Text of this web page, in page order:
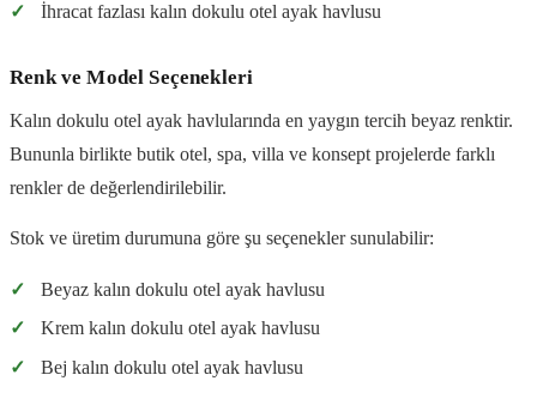
✓
İhracat fazlası kalın dokulu otel ayak havlusu
Renk ve Model Seçenekleri
Kalın dokulu otel ayak havlularında en yaygın tercih beyaz renktir.
Bununla birlikte butik otel, spa, villa ve konsept projelerde farklı
renkler de değerlendirilebilir.
Stok ve üretim durumuna göre şu seçenekler sunulabilir:
✓
Beyaz kalın dokulu otel ayak havlusu
✓
Krem kalın dokulu otel ayak havlusu
✓
Bej kalın dokulu otel ayak havlusu